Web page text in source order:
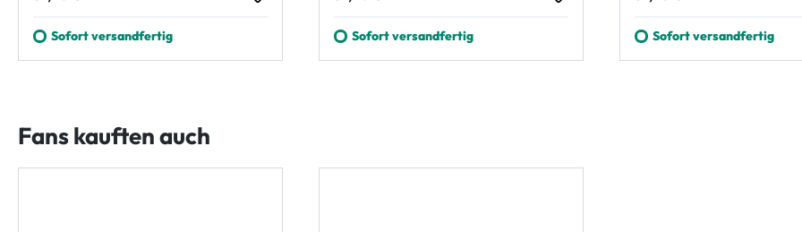
Sofort versandfertig Sofort versandfertig Sofort versandfertig
Fans kauften auch